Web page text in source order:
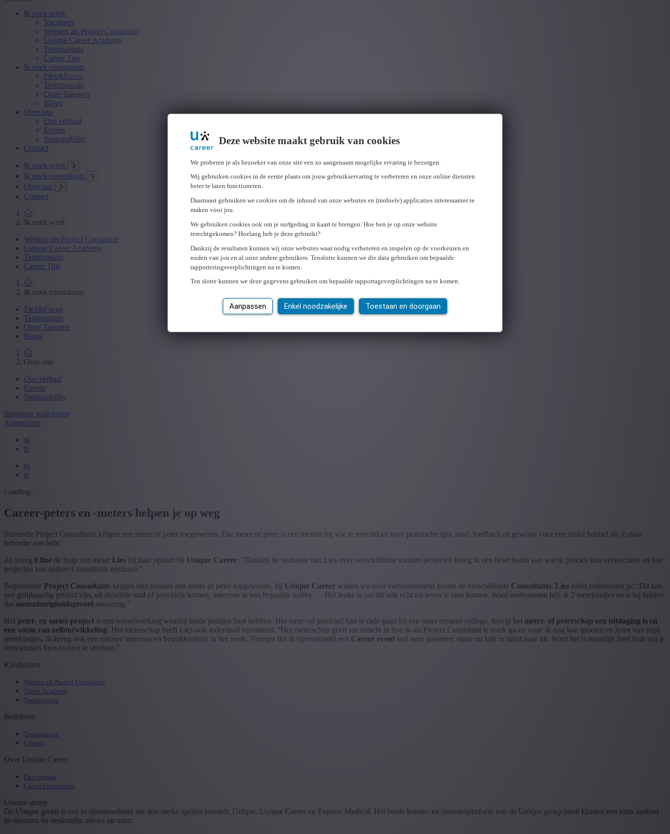
Deze website maakt gebruik van cookies
We proberen je als bezoeker van onze site een zo aangenaam mogelijke ervaring te bezorgen.
Wij gebruiken cookies in de eerste plaats om jouw gebruikservaring te verbeteren en onze online diensten
beter te laten functioneren.
Daarnaast gebruiken we cookies om de inhoud van onze websites en (mobiele) applicaties interessanter te
maken voor jou.
We gebruiken cookies ook om je surfgedrag in kaart te brengen. Hoe ben je op onze website
terechtgekomen? Hoelang heb je deze gebruikt?
Dankzij de resultaten kunnen wij onze websites waar nodig verbeteren en inspelen op de voorkeuren en
noden van jou en al onze andere gebruikers. Tenslotte kunnen we die data gebruiken om bepaalde
rapporteringsverplichtingen na te komen.
Ten slotte kunnen we deze gegevens gebruiken om bepaalde rapportageverplichtingen na te komen.
Aanpassen Enkel noodzakelijke Toestaan en doorgaan
Ik zoek werk
Vacatures
Werken als Project Consultant
Unique Career Academy
Testimonials
Career Tips
Ik zoek consultants
Flex&Focus
Testimonials
Onze Talenten
Blogs
Over ons
Ons verhaal
Events
Sustainability
Contact
Ik zoek werk
Ik zoek consultants
Over ons
Contact
Ik zoek werk
Werken als Project Consultant
Unique Career Academy
Testimonials
Career Tips
Ik zoek consultants
Flex&Focus
Testimonials
Onze Talenten
Blogs
Over ons
Ons verhaal
Events
Sustainability
Spontaan solliciteren
Aanmelden
nl
fr
nl
fr
Loading...
Career-peters en -meters helpen je op weg
Startende Project Consultants krijgen een meter of peter toegewezen. Die meter of peter is een mentor bij wie je terechtkan voor praktische tips, raad, feedback of gewoon voor een leuke babbel als je daar
behoefte aan hebt.
Zo kreeg Eline de hulp van meter Lies bij haar opstart bij Unique Career: “Dankzij de verhalen van Lies over verschillende soorten projecten kreeg ik een beter beeld van wat ik precies kon verwachten en hoe
projecten van andere Consultants eruitzien.”
Beginnende Project Consultants krijgen niet zomaar een meter of peter toegewezen, bij Unique Career waken we over verbondenheid tussen de verschillende Consultants. Lies knikt enthousiast ja: “Dit kan
een gelijkaardig project zijn, uit dezelfde stad of provincie komen, interesse in een bepaalde hobby … Het leuke is om dit ook echt tot leven te zien komen. Want ondertussen heb ik 2 metekindjes en is bij beiden
dat samenhorigheidsgevoel aanwezig.”
Het peter- en meter-project is een wisselwerking waarbij beide partijen baat hebben. Het mete- of petekind kan te rade gaan bij een meer ervaren collega, terwijl het meter- of peterschap een uitdaging is en
een vorm van zelfontwikkeling. Het meterschap heeft Lies ook inderdaad veranderd: “Het meterschap geeft me inzicht in hoe ik als Project Consultant te werk ga en waar ik nog kan groeien en leren van mijn
metekindjes. Ik kreeg ook een nieuwe interesse en betrokkenheid in het werk. Vroeger liet ik bijvoorbeeld een Career event wel eens passeren, maar nu kijk er altijd naar uit. Want het is namelijk heel leuk om je
metekindjes face-to-face te spreken.”
Kandidaten
Werken als Project Consultant
Talent Academy
Testimonials
Bedrijven
Testimonials
Contact
Over Unique Career
Ons verhaal
Career Community
Unique groep
De Unique groep is een hr-dienstverlener die drie sterke spelers bundelt: Unique, Unique Career en Express Medical. Het brede kennis- en dienstenplatform van de Unique groep biedt klanten een ruim aanbod
hr-diensten én deskundig advies op maat.